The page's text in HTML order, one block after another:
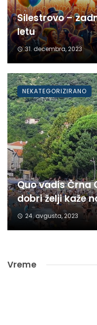
Silestrovo –
letu
31. decembra, 2023
Quo vadis Črna
dobri želji kaže
24. avgusta, 2023
NEKATEGORIZIRANO
Vreme